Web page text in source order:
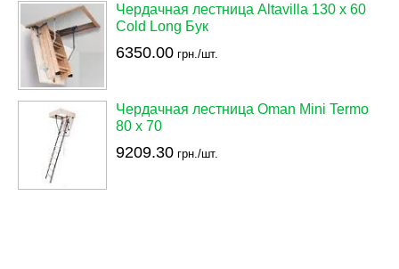
Чердачная лестница Altavilla 130 х 60
Cold Long Бук
6350.00 грн./шт.
Чердачная лестница Oman Mini Termo
80 х 70
9209.30 грн./шт.